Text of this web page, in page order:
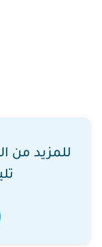
للمزيد من